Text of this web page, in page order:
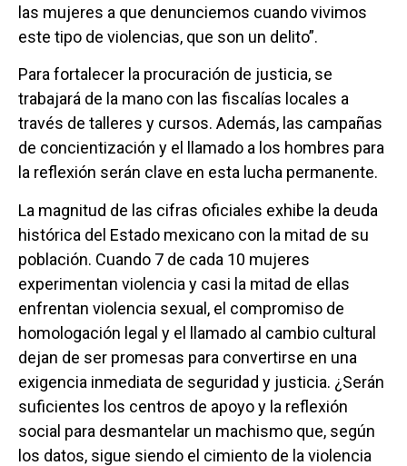
las mujeres a que denunciemos cuando vivimos
este tipo de violencias, que son un delito”.
Para fortalecer la procuración de justicia, se
trabajará de la mano con las fiscalías locales a
través de talleres y cursos. Además, las campañas
de concientización y el llamado a los hombres para
la reflexión serán clave en esta lucha permanente.
La magnitud de las cifras oficiales exhibe la deuda
histórica del Estado mexicano con la mitad de su
población. Cuando 7 de cada 10 mujeres
experimentan violencia y casi la mitad de ellas
enfrentan violencia sexual, el compromiso de
homologación legal y el llamado al cambio cultural
dejan de ser promesas para convertirse en una
exigencia inmediata de seguridad y justicia. ¿Serán
suficientes los centros de apoyo y la reflexión
social para desmantelar un machismo que, según
los datos, sigue siendo el cimiento de la violencia